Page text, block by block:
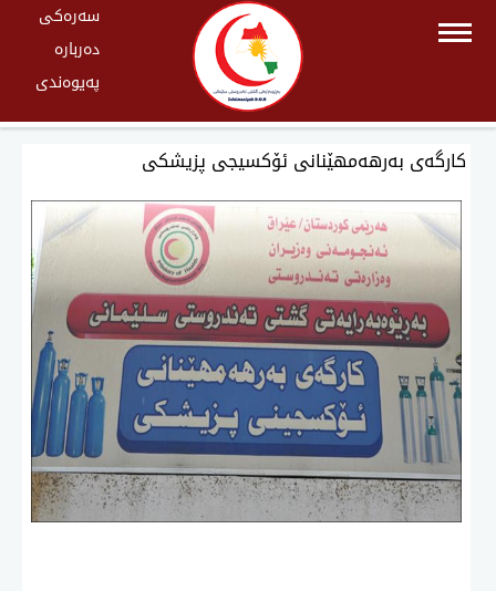
سەرەکی
دەربارە
پەیوەندی
كارگەی بەرهەمهێنانی ئۆكسیجی پزیشكی